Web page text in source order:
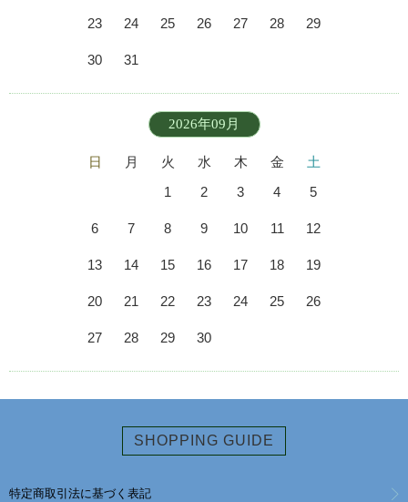
23 24 25 26 27 28 29
30 31
2026年09月
日 月 火 水 木 金
土
1
2 3 4 5
6 7 8 9 10 11 12
13 14 15 16 17 18 19
20 21 22 23 24 25 26
27 28 29 30
SHOPPING GUIDE
特定商取引法に基づく表記